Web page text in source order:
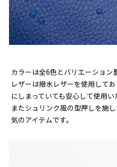
カラーは全6色とバリエーション
レザーは撥水レザーを使用して
にしまっていても安心して使用い
またシュリンク風の型押しを施
気のアイテムです。